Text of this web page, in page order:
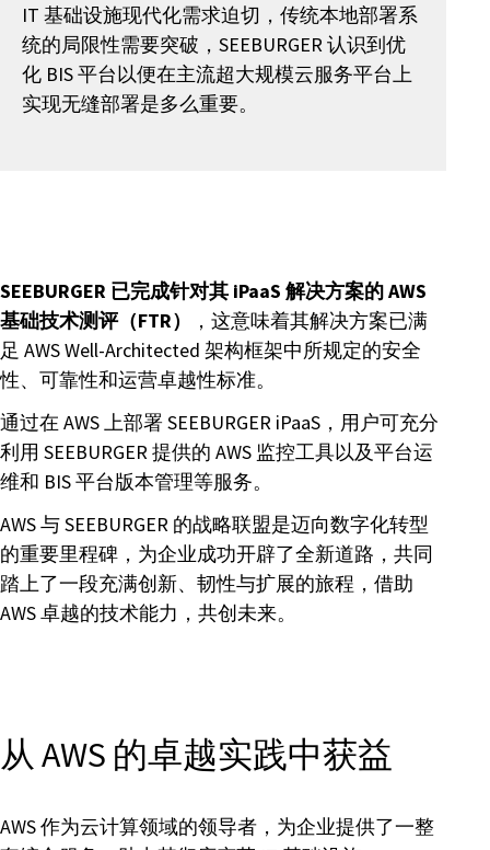
IT 基础设施现代化需求迫切，传统本地部署系
统的局限性需要突破，SEEBURGER 认识到优
化 BIS 平台以便在主流超大规模云服务平台上
实现无缝部署是多么重要。
SEEBURGER 已完成针对其 iPaaS 解决方案的 AWS
基础技术测评（FTR）
，这意味着其解决方案已满
足 AWS Well-Architected 架构框架中所规定的安全
性、可靠性和运营卓越性标准。
通过在 AWS 上部署 SEEBURGER iPaaS，用户可充分
利用 SEEBURGER 提供的 AWS 监控工具以及平台运
维和 BIS 平台版本管理等服务。
AWS 与 SEEBURGER 的战略联盟是迈向数字化转型
的重要里程碑，为企业成功开辟了全新道路，共同
踏上了一段充满创新、韧性与扩展的旅程，借助
AWS 卓越的技术能力，共创未来。
从 AWS 的卓越实践中获益
AWS 作为云计算领域的领导者，为企业提供了一整